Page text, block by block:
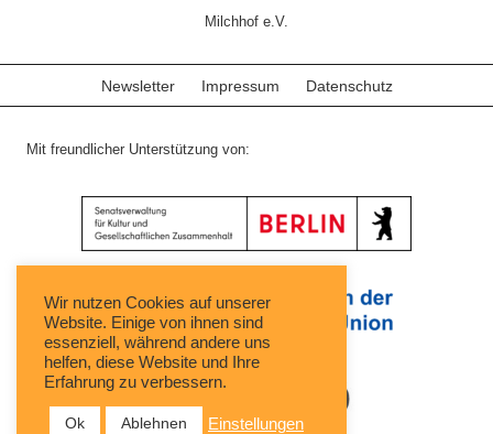
Milchhof e.V.
Newsletter Impressum Datenschutz
Mit freundlicher Unterstützung von:
Wir nutzen Cookies auf unserer
Website. Einige von ihnen sind
essenziell, während andere uns
helfen, diese Website und Ihre
Erfahrung zu verbessern.
Ok Ablehnen Einstellungen